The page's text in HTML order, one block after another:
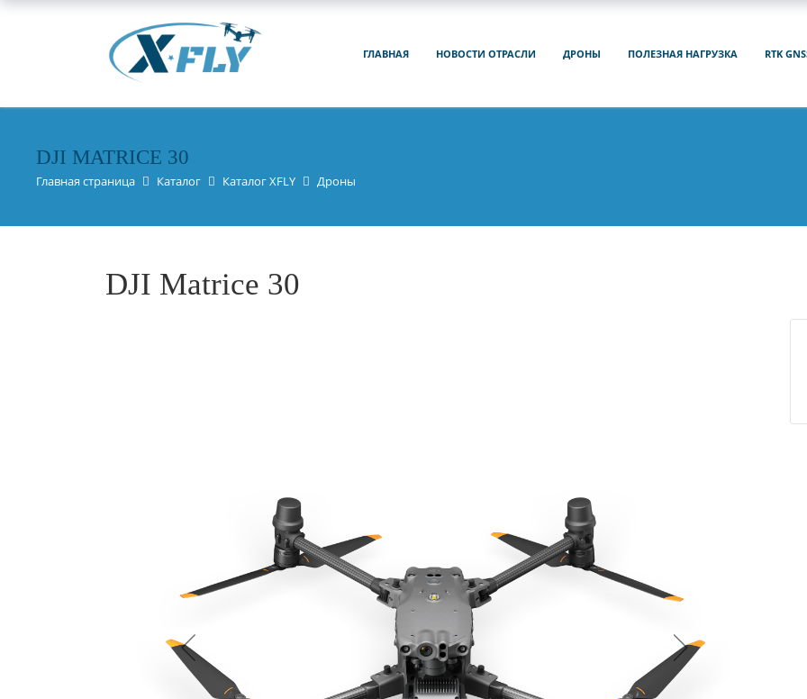
ГЛАВНАЯ НОВОСТИ ОТРАСЛИ ДРОНЫ ПОЛЕЗНАЯ НАГРУЗКА RTK
DJI MATRICE 30
Главная страница Каталог Каталог XFLY Дроны
DJI Matrice 30